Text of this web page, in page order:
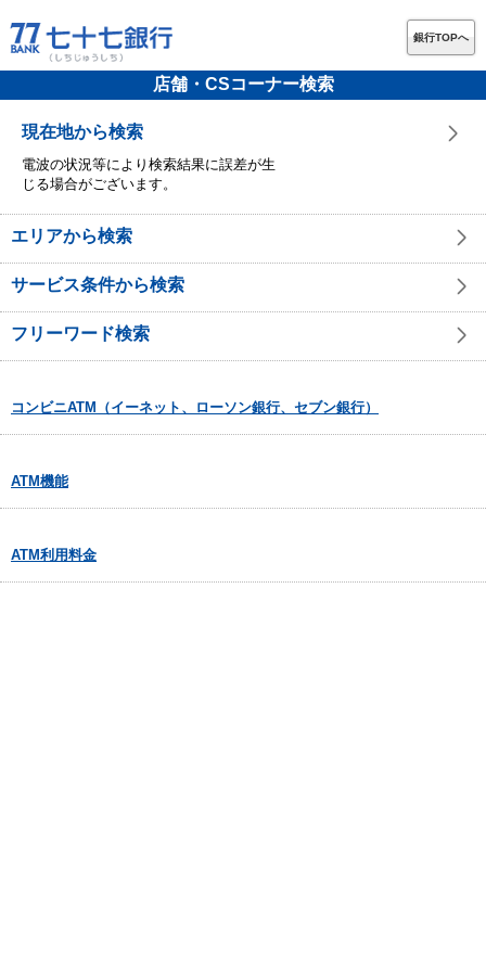
銀行TOPへ
店舗・CSコーナー検索
現在地から検索
電波の状況等により検索結果に誤差が生
じる場合がございます。
エリアから検索
サービス条件から検索
フリーワード検索
コンビニATM（イーネット、ローソン銀行、セブン銀行）
ATM機能
ATM利用料金